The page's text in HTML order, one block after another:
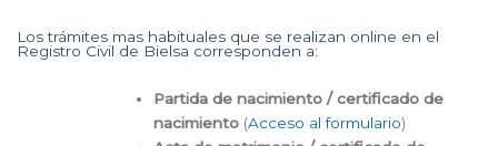
Los trámites mas habituales que se realizan online en el
Registro Civil de Bielsa corresponden a:
Partida de nacimiento / certificado de
nacimiento (Acceso al formulario)